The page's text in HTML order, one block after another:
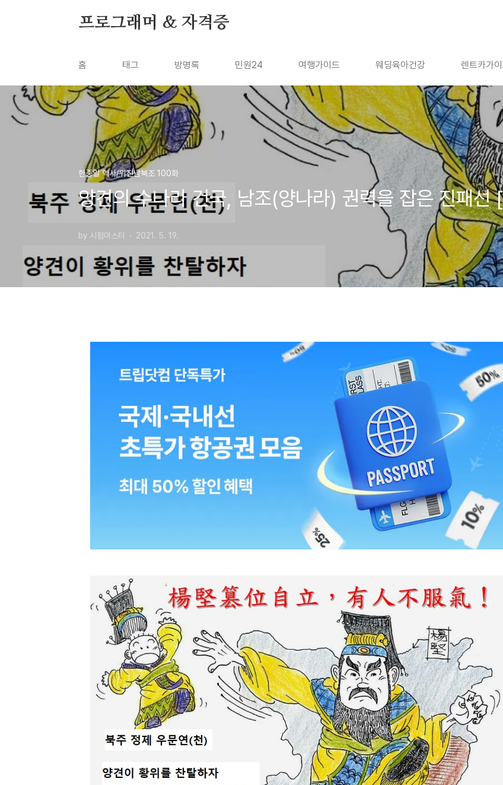
프로그래머 & 자격증
홈 태그 방명록 민원24 여행가이드 웨딩육아건강 렌트카가
한중일 역사/위진남북조 100화
양견의 수나라 건국, 남조(양나라) 권력을 잡은 진패
by 시험마스터 2021. 5. 19.